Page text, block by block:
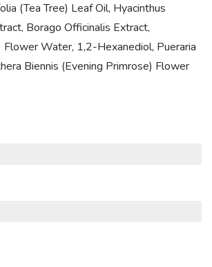
(Tea Tree) Leaf Oil, Hyacinthus
Borago Officinalis Extract,
Water, 1,2-Hexanediol, Pueraria
Biennis (Evening Primrose) Flower